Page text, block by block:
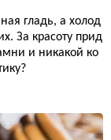
гладь, а холод
За красоту прид
и никакой ко